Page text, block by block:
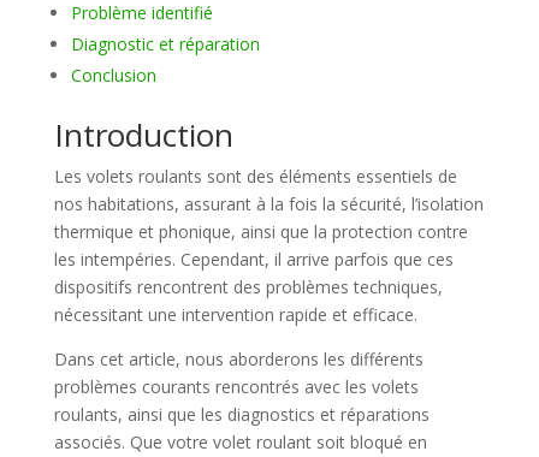
Problème identifié
Diagnostic et réparation
Conclusion
Introduction
Les volets roulants sont des éléments essentiels de
nos habitations, assurant à la fois la sécurité, l’isolation
thermique et phonique, ainsi que la protection contre
les intempéries. Cependant, il arrive parfois que ces
dispositifs rencontrent des problèmes techniques,
nécessitant une intervention rapide et efficace.
Dans cet article, nous aborderons les différents
problèmes courants rencontrés avec les volets
roulants, ainsi que les diagnostics et réparations
associés. Que votre volet roulant soit bloqué en